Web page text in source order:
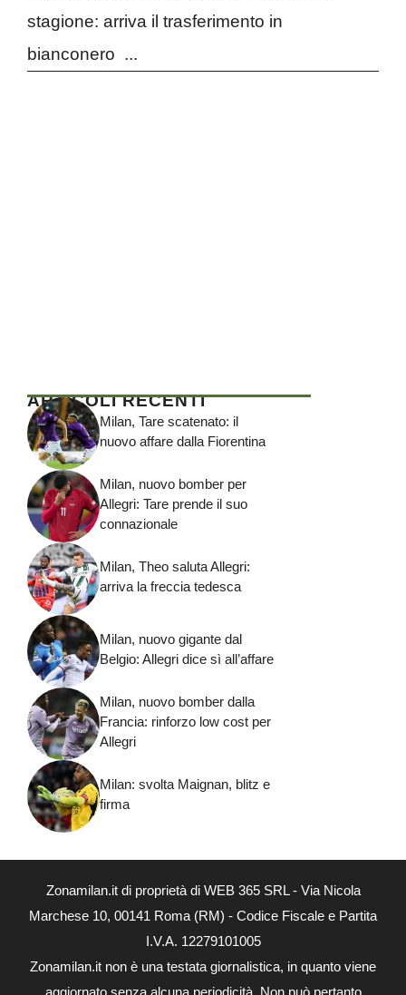
stagione: arriva il trasferimento in
bianconero ...
ARTICOLI RECENTI
Milan, Tare scatenato: il
nuovo affare dalla Fiorentina
Milan, nuovo bomber per
Allegri: Tare prende il suo
connazionale
Milan, Theo saluta Allegri:
arriva la freccia tedesca
Milan, nuovo gigante dal
Belgio: Allegri dice sì all’affare
Milan, nuovo bomber dalla
Francia: rinforzo low cost per
Allegri
Milan: svolta Maignan, blitz e
firma
Zonamilan.it di proprietà di WEB 365 SRL - Via Nicola
Marchese 10, 00141 Roma (RM) - Codice Fiscale e Partita
I.V.A. 12279101005
Zonamilan.it non è una testata giornalistica, in quanto viene